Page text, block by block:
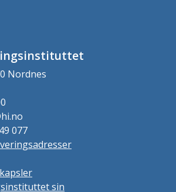
Nordnes
077
sin